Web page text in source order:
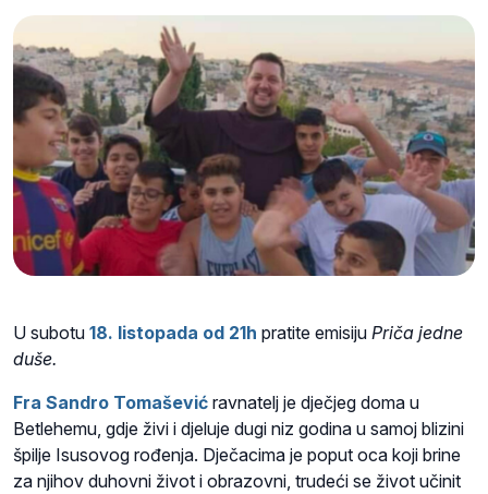
U subotu 18. listopada od 21h pratite emisiju Priča jedne
duše.
Fra Sandro Tomašević ravnatelj je dječjeg doma u
Betlehemu, gdje živi i djeluje dugi niz godina u samoj blizini
špilje Isusovog rođenja. Dječacima je poput oca koji brine
za njihov duhovni život i obrazovni, trudeći se život učinit